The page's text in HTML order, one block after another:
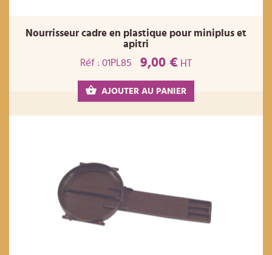
Nourrisseur cadre en plastique pour miniplus et
apitri
Réf : 01PL85
9,00 € HT
AJOUTER AU PANIER